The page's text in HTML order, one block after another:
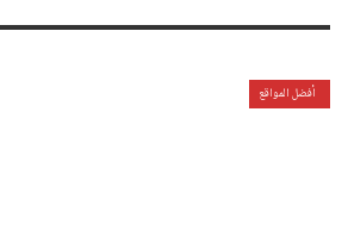
أفضل المواقع